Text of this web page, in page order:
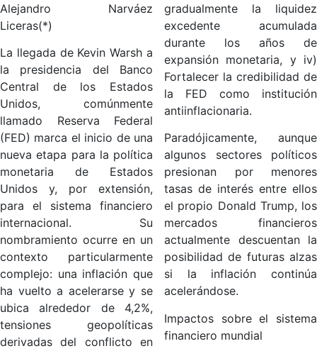
Alejandro Narváez
Liceras(*)
La llegada de Kevin Warsh a
la presidencia del Banco
Central de los Estados
Unidos, comúnmente
llamado Reserva Federal
(FED) marca el inicio de una
nueva etapa para la política
monetaria de Estados
Unidos y, por extensión,
para el sistema financiero
internacional. Su
nombramiento ocurre en un
contexto particularmente
complejo: una inflación que
ha vuelto a acelerarse y se
ubica alrededor de 4,2%,
tensiones geopolíticas
derivadas del conflicto en
gradualmente la liquidez
excedente acumulada
durante los años de
expansión monetaria, y iv)
Fortalecer la credibilidad de
la FED como institución
antiinflacionaria.
Paradójicamente, aunque
algunos sectores políticos
presionan por menores
tasas de interés entre ellos
el propio Donald Trump, los
mercados financieros
actualmente descuentan la
posibilidad de futuras alzas
si la inflación continúa
acelerándose.
Impactos sobre el sistema
financiero mundial